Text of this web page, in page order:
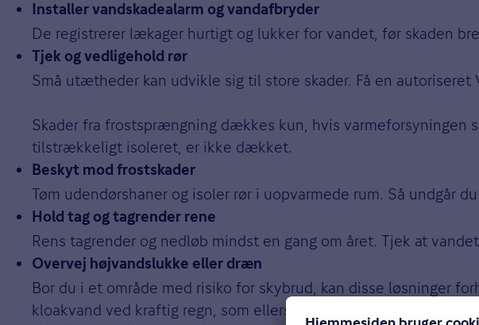
Installer vandskadealarm og vandafbryder
De registrerer lækager hurtigt og lukker for vandet, før skaden
Tjek og vedligehold rør
Små utætheder kan udvikle sig til store skader. Få en
Skader fra frostsprængning dækkes kun, hvis
tilstrækkeligt isoleret, er ikke dækket.
Beskyt mod frostskader
Tøm udendørshaner og isoler rør i uopvarmede rum. Så undgår
Hold tag og tagrender rene
Rens tagrender og nedløb mindst en gang om året. Tjek at
Overvej højvandslukke eller dræn
Bor du i et område med risiko for skybrud, kan disse løsninger
kloakvand ved kraftig regn, som ellers ikke er dækket af standard